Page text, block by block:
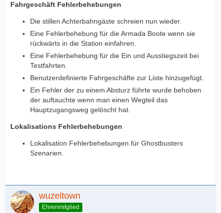
Fahrgeschäft Fehlerbehebungen
Die stillen Achterbahngäste schreien nun wieder.
Eine Fehlerbehebung für die Armada Boote wenn sie
rückwärts in die Station einfahren.
Eine Fehlerbehebung für die Ein und Ausstiegszeit bei
Testfahrten.
Benutzerdefinierte Fahrgeschäfte zur Liste hinzugefügt.
Ein Fehler der zu einem Absturz führte wurde behoben
der auftauchte wenn man einen Wegteil das
Hauptzugangsweg gelöscht hat.
Lokalisations Fehlerbehebungen
Lokalisation Fehlerbehebungen für Ghostbusters
Szenarien.
wuzeltown
Ehrenmitglied